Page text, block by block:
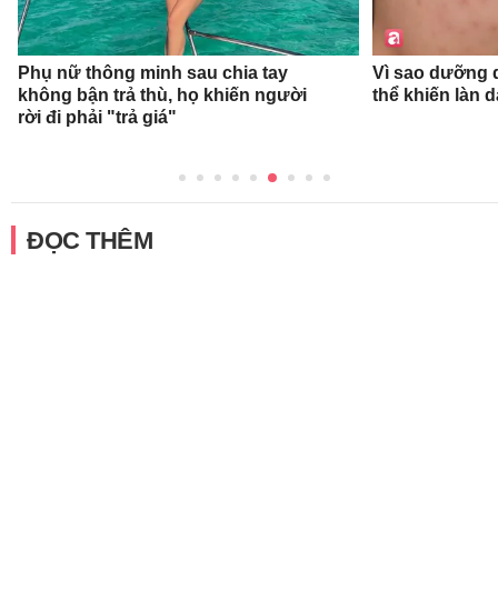
Phụ nữ thông minh sau chia tay
không bận trả thù, họ khiến người
rời đi phải "trả giá"
Vì sao dưỡng
thể khiến làn
ĐỌC THÊM